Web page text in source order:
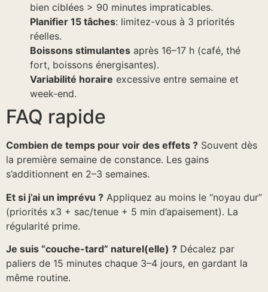
bien ciblées > 90 minutes impraticables.
Planifier 15 tâches: limitez-vous à 3 priorités
réelles.
Boissons stimulantes après 16–17 h (café, thé
fort, boissons énergisantes).
Variabilité horaire excessive entre semaine et
week-end.
FAQ rapide
Combien de temps pour voir des effets ? Souvent dès
la première semaine de constance. Les gains
s’additionnent en 2–3 semaines.
Et si j’ai un imprévu ? Appliquez au moins le “noyau dur”
(priorités x3 + sac/tenue + 5 min d’apaisement). La
régularité prime.
Je suis “couche-tard” naturel(elle) ? Décalez par
paliers de 15 minutes chaque 3–4 jours, en gardant la
même routine.